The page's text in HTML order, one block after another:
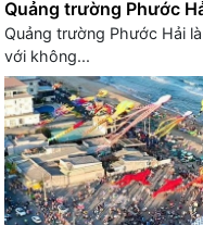
Quảng trường Phước
Quảng trường Phước Hải
với không...